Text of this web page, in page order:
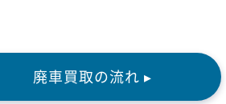
廃車買取の流れ ▸